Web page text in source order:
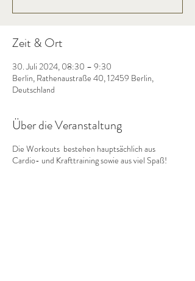
Zeit & Ort
30. Juli 2024, 08:30 – 9:30
Berlin, Rathenaustraße 40, 12459 Berlin,
Deutschland
Über die Veranstaltung
Die Workouts bestehen hauptsächlich aus
Cardio- und Krafttraining sowie aus viel Spaß!